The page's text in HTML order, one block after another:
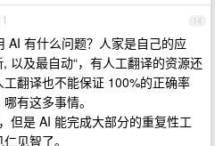
14
1
AI 有什么问题？人家是自己的应
以及最自动“，有人工翻译的资源还
翻译也不能保证 100%的正确率
有这多事情。
但是 AI 能完成大部分的重复性工
见智了。